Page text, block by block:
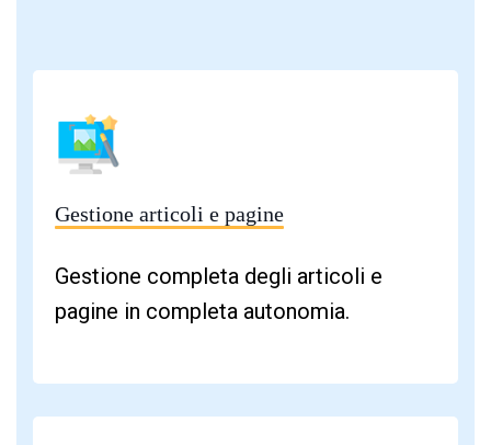
Gestione articoli e pagine
Gestione completa degli articoli e
pagine in completa autonomia.